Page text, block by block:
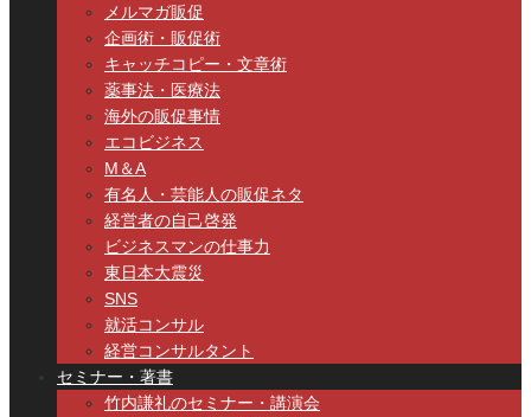
メルマガ販促
企画術・販促術
キャッチコピー・文章術
薬事法・医療法
海外の販促事情
エコビジネス
M＆A
有名人・芸能人の販促ネタ
経営者の自己啓発
ビジネスマンの仕事力
東日本大震災
SNS
就活コンサル
経営コンサルタント
セミナー・著書
竹内謙礼のセミナー・講演会